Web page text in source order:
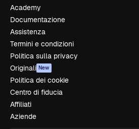
Academy
Documentazione
Assistenza
Termini e condizioni
Politica sulla privacy
Originali New
Politica dei cookie
Centro di fiducia
Affiliati
Aziende